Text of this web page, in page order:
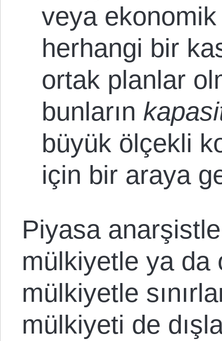
veya
herhangi bir
ortak planlar
bunların
büyük ölçekli
için bir araya
Piyasa
mülkiyetle ya da
mülkiyetle
mülkiyeti de